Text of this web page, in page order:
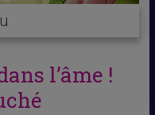
l’âme !